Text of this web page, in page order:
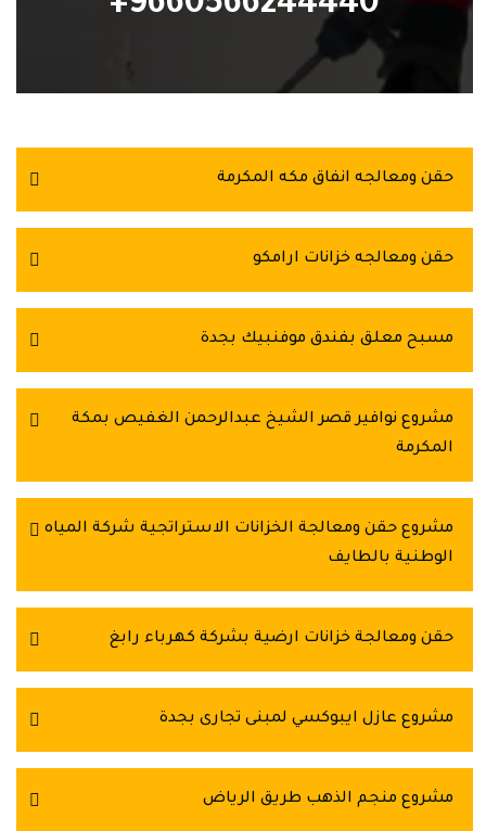
حقن ومعالجه انفاق مكه المكرمة
حقن ومعالجه خزانات ارامكو
مسبح معلق بفندق موفنبيك بجدة
مشروع نوافير قصر الشيخ عبدالرحمن الغفيص بمكة
المكرمة
مشروع حقن ومعالجة الخزانات الاستراتجية شركة المياه
الوطنية بالطايف
حقن ومعالجة خزانات ارضية بشركة كهرباء رابغ
مشروع عازل ايبوكسي لمبنى تجارى بجدة
مشروع منجم الذهب طريق الرياض